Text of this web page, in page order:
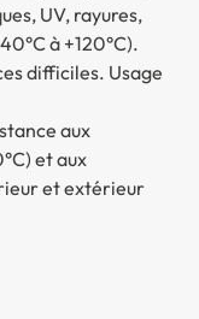
UV, rayures,
à +120°C).
difficiles. Usage
aux
et aux
et extérieur